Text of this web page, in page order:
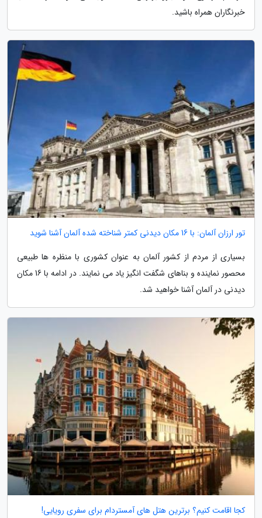
خبرنگاران همراه باشید.
تور ارزان آلمان: با 16 مکان دیدنی کمتر شناخته شده آلمان آشنا شوید
بسیاری از مردم از کشور آلمان به عنوان کشوری با منظره ها طبیعی
محصور نماینده و بناهای شگفت انگیز یاد می نمایند. در ادامه با 16 مکان
دیدنی در آلمان آشنا خواهید شد.
کجا اقامت کنیم؟ برترین هتل های آمستردام برای سفری رویایی!